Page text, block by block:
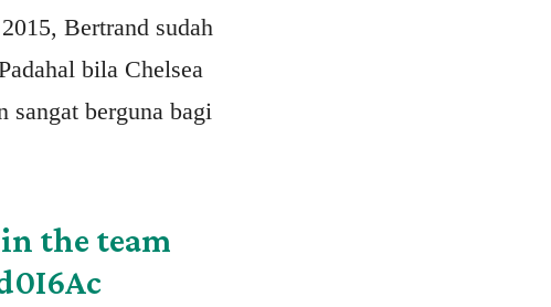
Bertrand sudah
bila Chelsea
sangat berguna bagi
the team